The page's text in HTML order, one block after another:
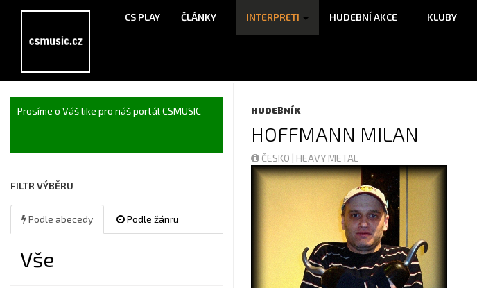
CS PLAY ČLÁNKY INTERPRETI HUDEBNÍ AKCE KLUBY
HUDEBNÍK
HOFFMANN MILAN
ČESKO | HEAVY METAL
Prosíme o Váš like pro náš portál CSMUSIC
FILTR VÝBĚRU
Podle abecedy Podle žánru
Vše